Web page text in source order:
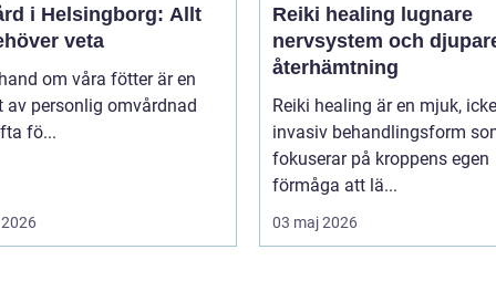
i Helsingborg: Allt
veta
om våra fötter är en
av personlig omvårdnad
fö...
Reiki healing lugnare
nervsystem och
återhämtning
Reiki healing är en mjuk,
invasiv behandlingsform
fokuserar på kroppens egen
förmåga att lä...
03 maj 2026